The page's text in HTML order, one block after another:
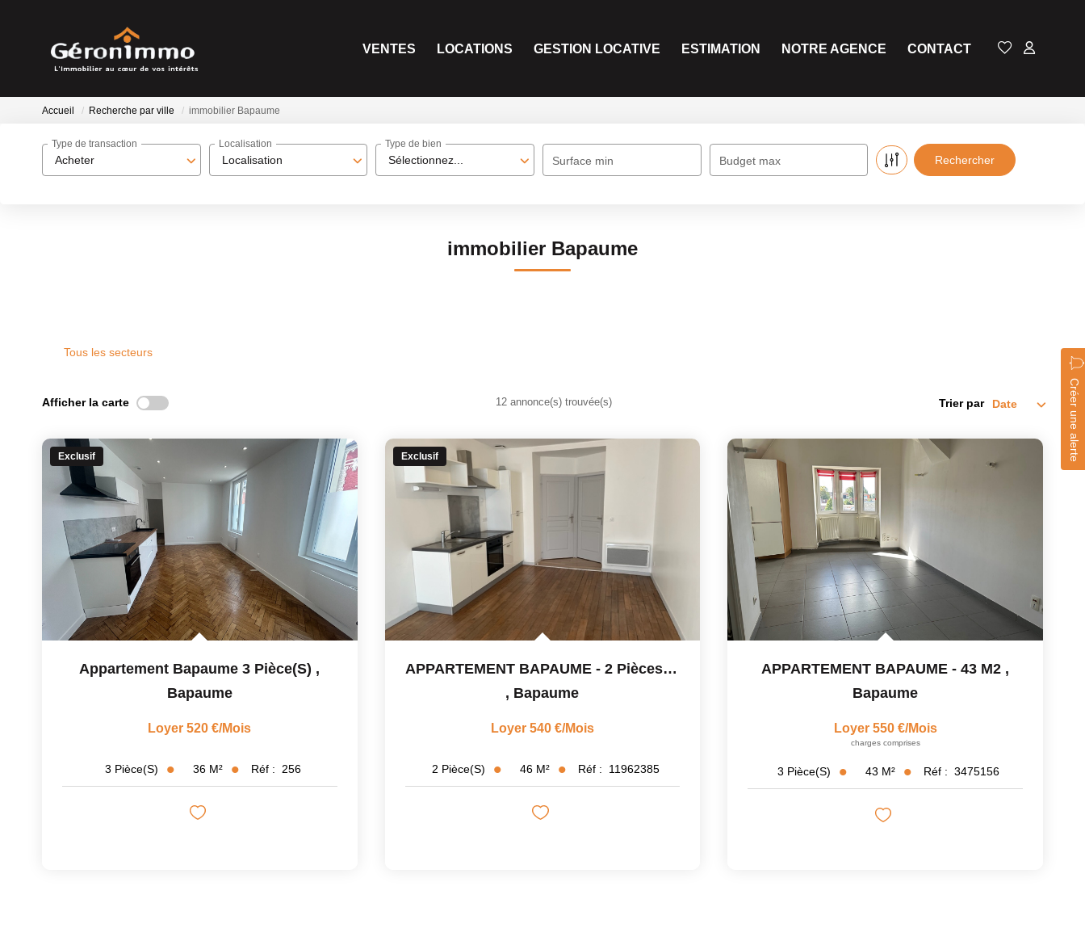
VENTES LOCATIONS GESTION LOCATIVE ESTIMATION NOTRE AGENCE CONTACT
Accueil Recherche par ville immobilier Bapaume
Acheter
Type de transaction
Localisation
Localisation
Sélectionnez...
Type de bien
Surface min Budget max
immobilier Bapaume
Tous les secteurs
Créer une alerte
Afficher la carte 12 annonce(s) trouvée(s) Trier par
Exclusif
Appartement Bapaume 3 Pièce(s) ,
Bapaume
Loyer 520 €/mois
3 Pièce(s) 36 M² Réf : 256
Exclusif
APPARTEMENT BAPAUME - 2 Pièces - 45.76 M2
, Bapaume
Loyer 540 €/mois
2 Pièce(s) 46 M² Réf : 11962385
APPARTEMENT BAPAUME - 43 M2 ,
Bapaume
Loyer 550 €/mois
charges comprises
3 Pièce(s) 43 M² Réf : 3475156